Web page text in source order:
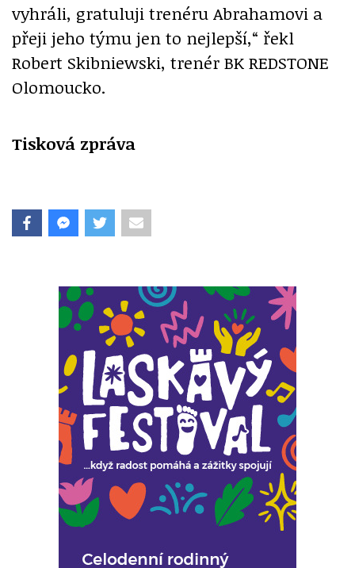
vyhráli, gratuluji trenéru Abrahamovi a
přeji jeho týmu jen to nejlepší,“ řekl
Robert Skibniewski, trenér BK REDSTONE
Olomoucko.
Tisková zpráva